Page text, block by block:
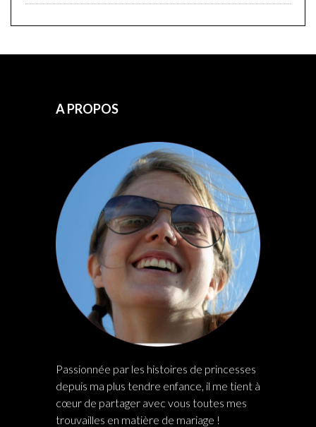
A PROPOS
Passionnée par les histoires de princesses
depuis ma plus tendre enfance, il me tient à
cœur de partager avec vous toutes mes
trouvailles en matière de mariage !